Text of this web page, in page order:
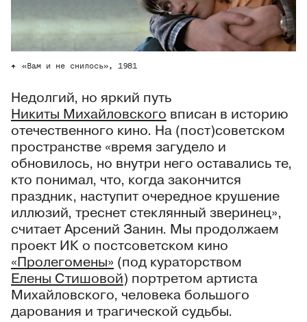
«Вам и не снилось», 1981
Недолгий, но яркий путь
Никиты Михайловского вписан в историю
отечественного кино. На (пост)советском
пространстве «время загудело и
обновилось, но внутри него оставались те,
кто понимал, что, когда закончится
праздник, наступит очередное крушение
иллюзий, треснет стеклянный зверинец»,
считает Арсений Занин. Мы продолжаем
проект ИК о постсоветском кино
«Пролегомены» (под кураторством
Елены Стишовой) портретом артиста
Михайловского, человека большого
дарования и трагической судьбы.